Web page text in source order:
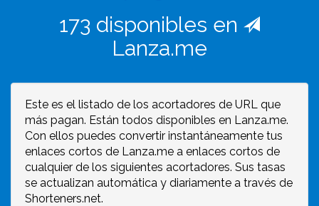
173 disponibles en
Lanza.me
Este es el listado de los acortadores de URL que
más pagan. Están todos disponibles en Lanza.me.
Con ellos puedes convertir instantáneamente tus
enlaces cortos de Lanza.me a enlaces cortos de
cualquier de los siguientes acortadores. Sus tasas
se actualizan automática y diariamente a través de
Shorteners.net.